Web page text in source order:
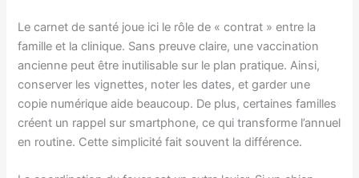
Le carnet de santé joue ici le rôle de « contrat » entre la
famille et la clinique. Sans preuve claire, une vaccination
ancienne peut être inutilisable sur le plan pratique. Ainsi,
conserver les vignettes, noter les dates, et garder une
copie numérique aide beaucoup. De plus, certaines familles
créent un rappel sur smartphone, ce qui transforme l’annuel
en routine. Cette simplicité fait souvent la différence.